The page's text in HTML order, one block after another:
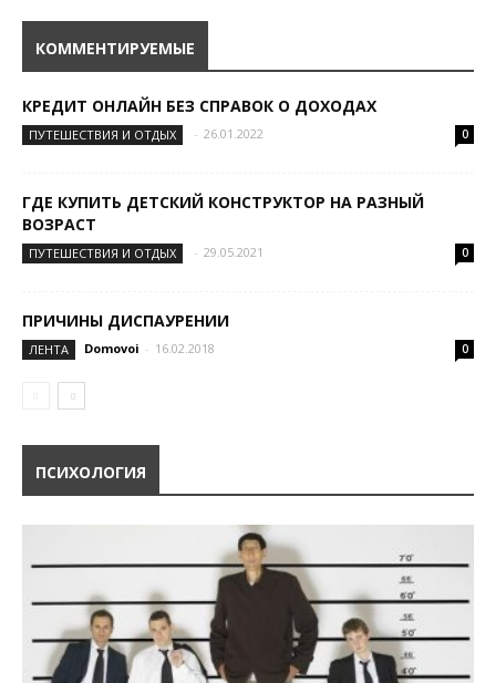
КОММЕНТИРУЕМЫЕ
КРЕДИТ ОНЛАЙН БЕЗ СПРАВОК О ДОХОДАХ
ПУТЕШЕСТВИЯ И ОТДЫХ - 26.01.2022 0
ГДЕ КУПИТЬ ДЕТСКИЙ КОНСТРУКТОР НА РАЗНЫЙ
ВОЗРАСТ
ПУТЕШЕСТВИЯ И ОТДЫХ - 29.05.2021 0
ПРИЧИНЫ ДИСПАУРЕНИИ
ЛЕНТА Domovoi - 16.02.2018 0
ПСИХОЛОГИЯ